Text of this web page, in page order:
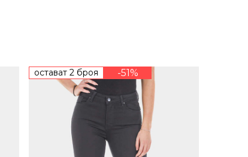
остават 2 броя -51%